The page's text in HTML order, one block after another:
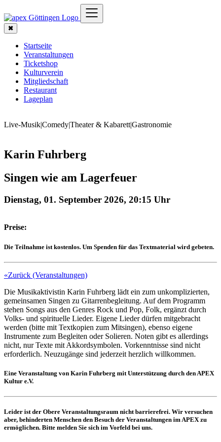
✖
Startseite
Veranstaltungen
Ticketshop
Kulturverein
Mitgliedschaft
Restaurant
Lageplan
Live-Musik|Comedy|Theater & Kabarett|Gastronomie
Karin Fuhrberg
Singen wie am Lagerfeuer
Dienstag, 01. September 2026, 20:15 Uhr
Preise:
Die Teilnahme ist kostenlos. Um Spenden für das Textmaterial wird gebeten.
«Zurück (Veranstaltungen)
Die Musikaktivistin Karin Fuhrberg lädt ein zum unkomplizierten,
gemeinsamen Singen zu Gitarrenbegleitung. Auf dem Programm
stehen Songs aus den Genres Rock und Pop, Folk, ergänzt durch
Volks- und spirituelle Lieder. Eigene Lieder dürfen mitgebracht
werden (bitte mit Textkopien zum Mitsingen), ebenso eigene
Instrumente zum Begleiten oder Solieren. Noten gibt es allerdings
nicht, nur Texte mit Akkordsymbolen. Vorkenntnisse sind nicht
erforderlich. Neuzugänge sind jederzeit herzlich willkommen.
Eine Veranstaltung von Karin Fuhrberg mit Unterstützung durch den APEX
Kultur e.V.
Leider ist der Obere Veranstaltungsraum nicht barrierefrei. Wir versuchen
aber, behinderten Menschen den Besuch der Veranstaltungen im APEX zu
ermöglichen. Bitte melden Sie sich im Vorfeld bei uns.